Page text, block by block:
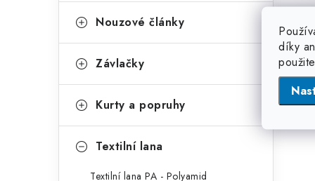
díky
Nouzové články
Závlačky
Kurty a popruhy
Textilní lana
Textilní lana PA - Polyamid